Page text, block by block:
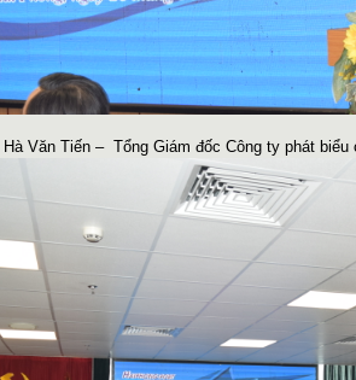
Hà Văn Tiến – Tổng Giám đốc Công ty phát biểu